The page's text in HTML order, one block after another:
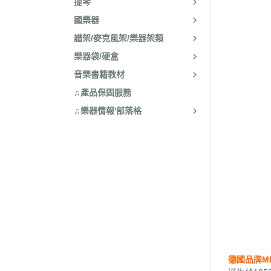
國樂器
譜架/麥克風架/樂器架類
樂器袋/硬盒
音樂書籍教材
♫產品保固服務
♫樂器情報'部落格
德國品牌